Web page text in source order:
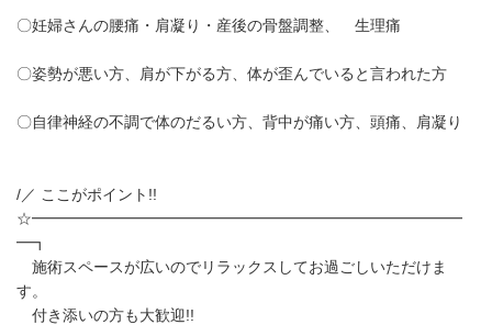
〇妊婦さんの腰痛・肩凝り・産後の骨盤調整、 生理痛
〇姿勢が悪い方、肩が下がる方、体が歪んでいると言われた方
〇自律神経の不調で体のだるい方、背中が痛い方、頭痛、肩凝り
/／ ここがポイント!!
☆━━━━━━━━━━━━━━━━━━━━━━━━━━━━
━┓
施術スペースが広いのでリラックスしてお過ごしいただけま
す。
付き添いの方も大歓迎!!